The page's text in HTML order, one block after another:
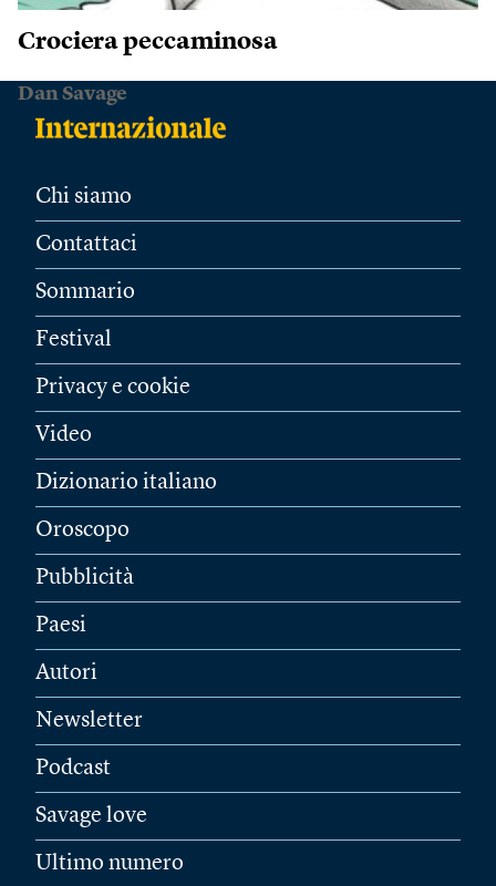
Crociera peccaminosa
Dan Savage
Chi siamo
Contattaci
Sommario
Festival
Privacy e cookie
Video
Dizionario italiano
Oroscopo
Pubblicità
Paesi
Autori
Newsletter
Podcast
Savage love
Ultimo numero